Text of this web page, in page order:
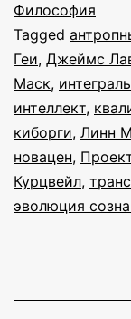
Философия
Tagged
Геи, Джеймс
Маск,
интеллект,
киборги, Линн
новацен,
Курцвейл,
эволюция